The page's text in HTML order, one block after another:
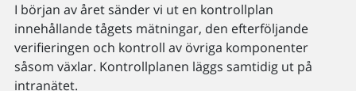
I början av året sänder vi ut en kontrollplan
innehållande tågets mätningar, den efterföljande
verifieringen och kontroll av övriga komponenter
såsom växlar. Kontrollplanen läggs samtidig ut på
intranätet.